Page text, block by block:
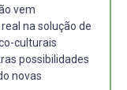
vem
na solução de
culturais
possibilidades
novas